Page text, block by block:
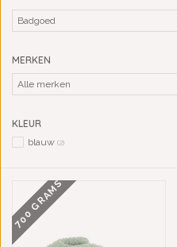
MERKEN
KLEUR
blauw (2)
700 GRAMS